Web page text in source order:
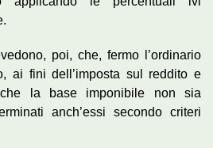
poi, che, fermo l’ordinario
ai fini dell’imposta sul reddito e
la base imponibile non sia
anch’essi secondo criteri